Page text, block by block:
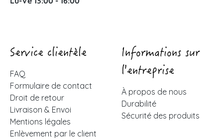
Service clientèle
FAQ
Formulaire de contact
Droit de retour
Livraison & Envoi
Mentions légales
Enlèvement par le client
Informations sur
l'entreprise
À propos de nous
Durabilité
Sécurité des produits